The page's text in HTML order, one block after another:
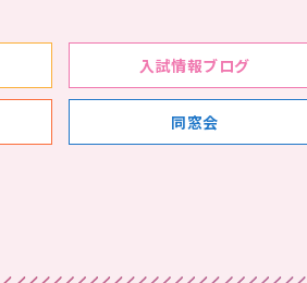
入試情報ブログ
同窓会